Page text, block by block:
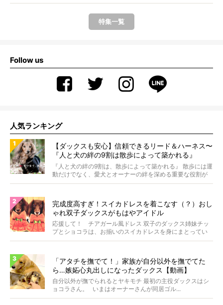
特集一覧
Follow us
人気ランキング
【ダックスも安心】信頼できるリード＆ハーネス〜
『人と犬の絆の9割は散歩によって築かれる』
WOLFGANG MAN＆BEAST〜
『人と犬の絆の9割は、散歩によって築かれる』 散歩には運
動だけでなく、愛犬とオーナーの絆を深める重要な役割が
あ...
完成度高すぎ！スイカドレスを着こなす（？）おし
ゃれ双子ダックスがもはやアイドル
応援して！ チアガール風ドレス 双子のダックス姉妹チッ
プとショコラは、お揃いのスイカドレスを身にまとってい
ます...
「アタチを撫でて！」家族が自分以外を撫でてた
ら…嫉妬心丸出しになったダックス【動画】
自分以外が撫でられるとヤキモチ 最初の主役ダックスはシ
ョコラさん。 いまはオーナーさんが同居ゴル...